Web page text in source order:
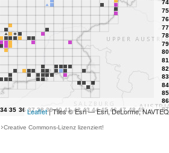
Leaflet| Tiles © Esri — Esri, DeLorme, NAVTEQ
Creative Commons-Lizenz lizenziert!